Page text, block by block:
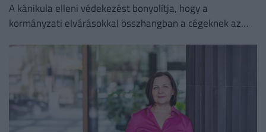
A kánikula elleni védekezést bonyolítja, hogy a
kormányzati elvárásokkal összhangban a cégeknek az